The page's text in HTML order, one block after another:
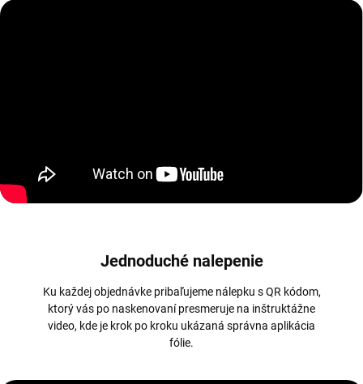
Jednoduché nalepenie
Ku každej objednávke pribaľujeme nálepku s QR kódom,
ktorý vás po naskenovaní presmeruje na inštruktážne
video, kde je krok po kroku ukázaná správna aplikácia
fólie.